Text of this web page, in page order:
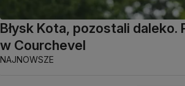
Błysk Kota, pozostali daleko.
w Courchevel
NAJNOWSZE